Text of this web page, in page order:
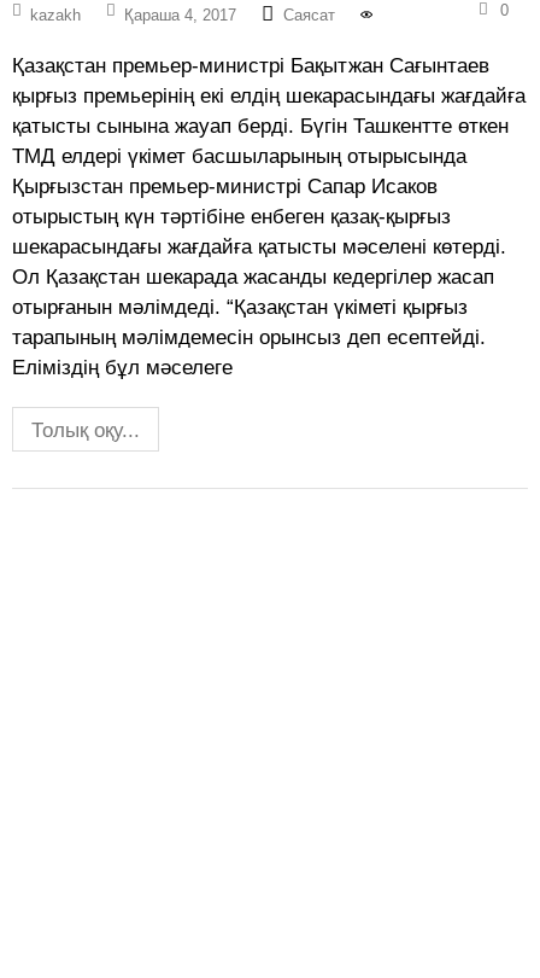
kazakh Қараша 4, 2017 Саясат 0
Қазақстан премьер-министрі Бақытжан Сағынтаев
қырғыз премьерінің екі елдің шекарасындағы жағдайға
қатысты сынына жауап берді. Бүгін Ташкентте өткен
ТМД елдері үкімет басшыларының отырысында
Қырғызстан премьер-министрі Сапар Исаков
отырыстың күн тәртібіне енбеген қазақ-қырғыз
шекарасындағы жағдайға қатысты мәселені көтерді.
Ол Қазақстан шекарада жасанды кедергілер жасап
отырғанын мәлімдеді. “Қазақстан үкіметі қырғыз
тарапының мәлімдемесін орынсыз деп есептейді.
Еліміздің бұл мәселеге
Толық оқу...